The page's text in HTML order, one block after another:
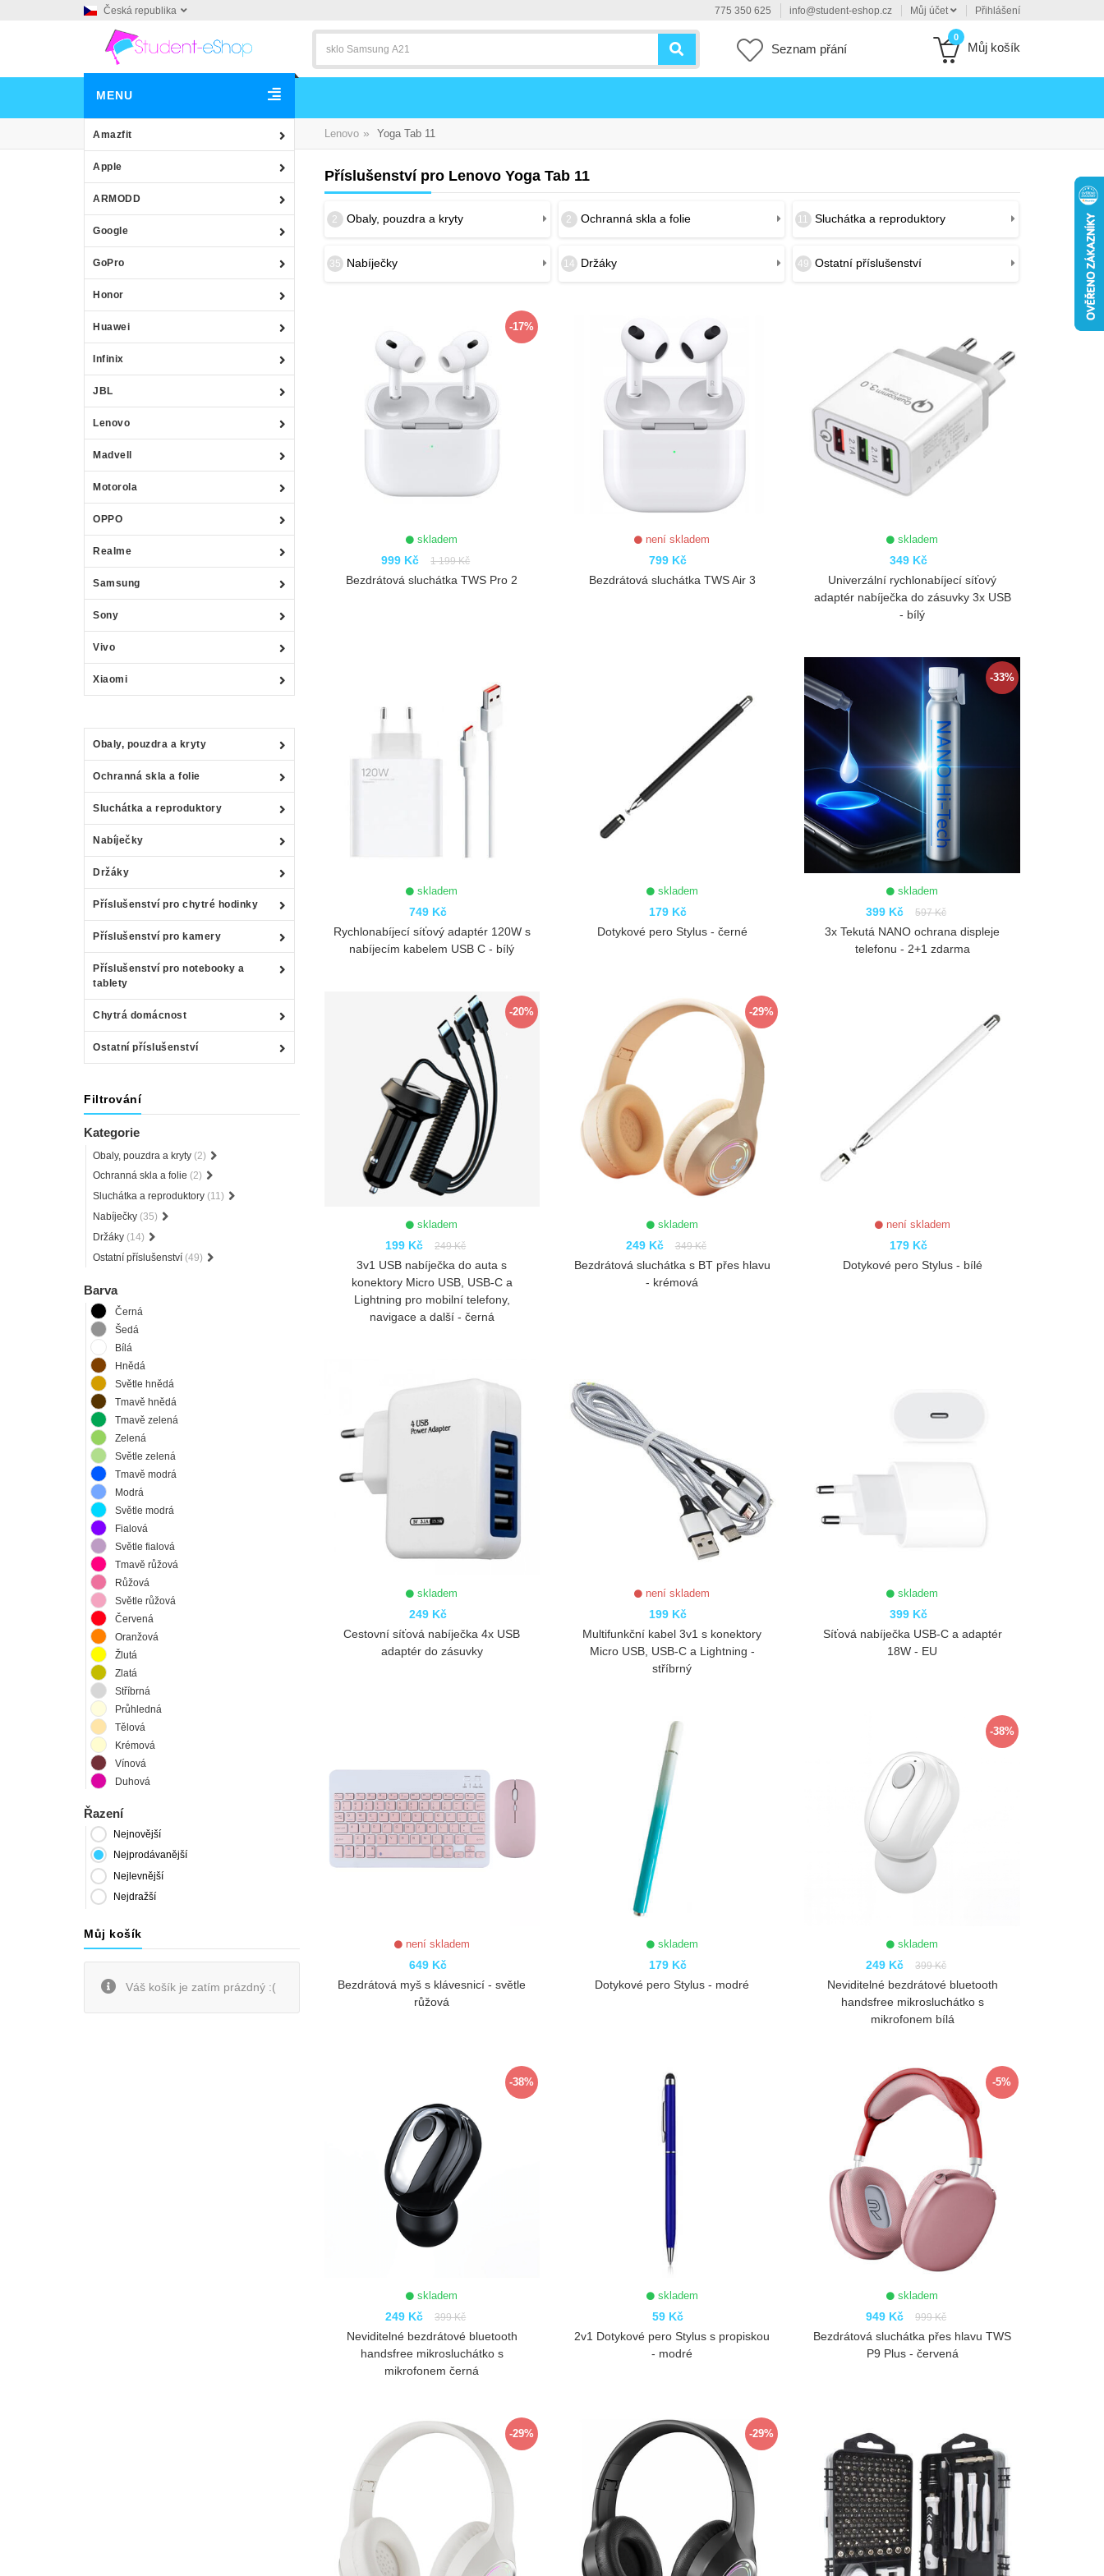
Česká republika 775 350 625 info@student-eshop.cz Můj účet Přihlášení
Seznam přání
0
Můj košík
MENU
Amazfit
Apple
ARMODD
Google
GoPro
Honor
Huawei
Infinix
JBL
Lenovo
Madvell
Motorola
OPPO
Realme
Samsung
Sony
Vivo
Xiaomi
Obaly, pouzdra a kryty
Ochranná skla a folie
Sluchátka a reproduktory
Nabíječky
Držáky
Příslušenství pro chytré hodinky
Příslušenství pro kamery
Příslušenství pro notebooky a
tablety
Chytrá domácnost
Ostatní příslušenství
Lenovo » Yoga Tab 11
Filtrování
Kategorie
Obaly, pouzdra a kryty (2)
Ochranná skla a folie (2)
Sluchátka a reproduktory (11)
Nabíječky (35)
Držáky (14)
Ostatní příslušenství (49)
Barva
Černá
Šedá
Bílá
Hnědá
Světle hnědá
Tmavě hnědá
Tmavě zelená
Zelená
Světle zelená
Tmavě modrá
Modrá
Světle modrá
Fialová
Světle fialová
Tmavě růžová
Růžová
Světle růžová
Červená
Oranžová
Žlutá
Zlatá
Stříbrná
Průhledná
Tělová
Krémová
Vínová
Duhová
Řazení
Nejnovější
Nejprodávanější
Nejlevnější
Nejdražší
Můj košík
Váš košík je zatím prázdný :(
Příslušenství pro Lenovo Yoga Tab 11
2 Obaly, pouzdra a kryty 2 Ochranná skla a folie 11 Sluchátka a reproduktory
35 Nabíječky 14 Držáky 49 Ostatní příslušenství
-17%
skladem
999 Kč 1 199 Kč
Bezdrátová sluchátka TWS Pro 2
není skladem
799 Kč
Bezdrátová sluchátka TWS Air 3
skladem
349 Kč
ZOBRAZIT
Univerzální rychlonabíjecí síťový
adaptér nabíječka do zásuvky 3x USB
- bílý
skladem
749 Kč
Rychlonabíjecí síťový adaptér 120W s
nabíjecím kabelem USB C - bílý
skladem
179 Kč
ZOBRAZIT
Dotykové pero Stylus - černé
-33%
skladem
399 Kč 597 Kč
3x Tekutá NANO ochrana displeje
telefonu - 2+1 zdarma
-20%
skladem
199 Kč 249 Kč
3v1 USB nabíječka do auta s
konektory Micro USB, USB-C a
Lightning pro mobilní telefony,
navigace a další - černá
-29%
skladem
249 Kč 349 Kč
Bezdrátová sluchátka s BT přes hlavu
- krémová
není skladem
179 Kč
Dotykové pero Stylus - bílé
skladem
249 Kč
Cestovní síťová nabíječka 4x USB
adaptér do zásuvky
není skladem
199 Kč
ZOBRAZIT
Multifunkční kabel 3v1 s konektory
Micro USB, USB-C a Lightning -
stříbrný
skladem
399 Kč
Síťová nabíječka USB-C a adaptér
18W - EU
není skladem
649 Kč
Bezdrátová myš s klávesnicí - světle
růžová
skladem
179 Kč
ZOBRAZIT
Dotykové pero Stylus - modré
-38%
skladem
249 Kč 399 Kč
ZOBRAZIT
Neviditelné bezdrátové bluetooth
handsfree mikrosluchátko s
mikrofonem bílá
-38%
skladem
249 Kč 399 Kč
ZOBRAZIT
Neviditelné bezdrátové bluetooth
handsfree mikrosluchátko s
mikrofonem černá
skladem
59 Kč
ZOBRAZIT
2v1 Dotykové pero Stylus s propiskou
- modré
-5%
skladem
949 Kč 999 Kč
Bezdrátová sluchátka přes hlavu TWS
P9 Plus - červená
-29% -29%